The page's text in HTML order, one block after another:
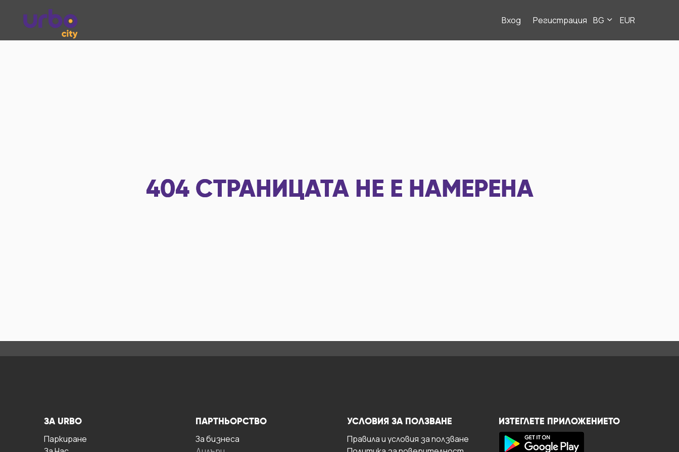
Вход Регистрация BG EUR
404 СТРАНИЦАТА НЕ Е НАМЕРЕНА
ЗА URBO
Паркиране
ПАРТНЬОРСТВО
За бизнесa
УСЛОВИЯ ЗА ПОЛЗВАНЕ
Правила и условия за ползване
ИЗТЕГЛЕТЕ ПРИЛОЖЕНИЕТО